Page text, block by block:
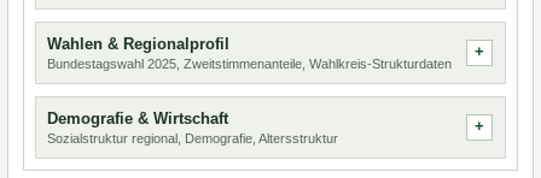
Wahlen & Regionalprofil
Bundestagswahl 2025, Zweitstimmenanteile, Wahlkreis-Strukturdaten
Demografie & Wirtschaft
Sozialstruktur regional, Demografie, Altersstruktur